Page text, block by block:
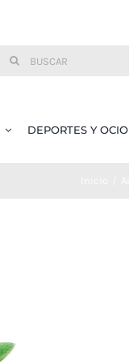
Buscar:
DEPORTES Y OCIO